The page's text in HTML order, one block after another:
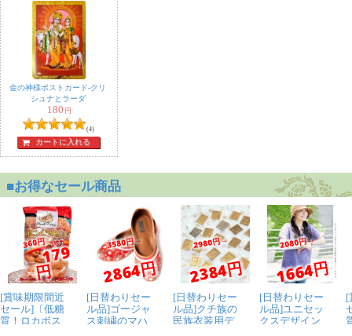
金の神様ポストカード-クリ
シュナとラーダ
180 円
(4)
カートに入れる